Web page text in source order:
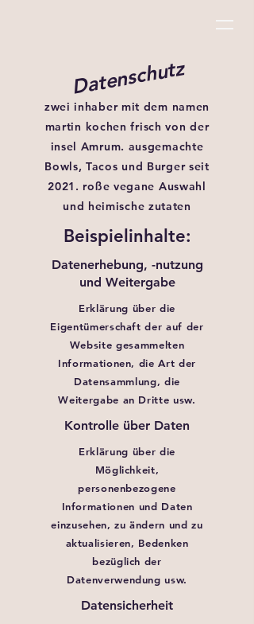
Datenschutz
zwei inhaber mit dem namen
martin kochen frisch von der
insel Amrum. ausgemachte
Bowls, Tacos und Burger seit
2021. roße vegane Auswahl
und heimische zutaten
Beispielinhalte:
Datenerhebung, -nutzung
und Weitergabe
Erklärung über die
Eigentümerschaft der auf der
Website gesammelten
Informationen, die Art der
Datensammlung, die
Weitergabe an Dritte usw.
Kontrolle über Daten
Erklärung über die
Möglichkeit,
personenbezogene
Informationen und Daten
einzusehen, zu ändern und zu
aktualisieren, Bedenken
bezüglich der
Datenverwendung usw.
Datensicherheit